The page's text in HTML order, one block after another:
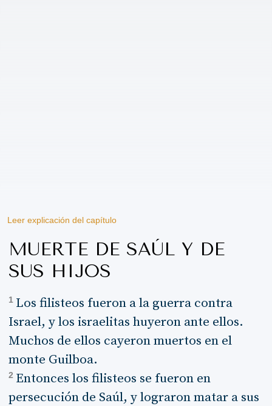
Leer explicación del capítulo
MUERTE DE SAÚL Y DE
SUS HIJOS
1 Los filisteos fueron a la guerra contra
Israel, y los israelitas huyeron ante ellos.
Muchos de ellos cayeron muertos en el
monte Guilboa.
2 Entonces los filisteos se fueron en
persecución de Saúl, y lograron matar a sus